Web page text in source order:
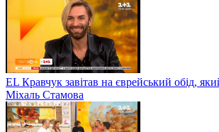
EL Кравчук завітав на єврейський обід,
Міхаль Стамова